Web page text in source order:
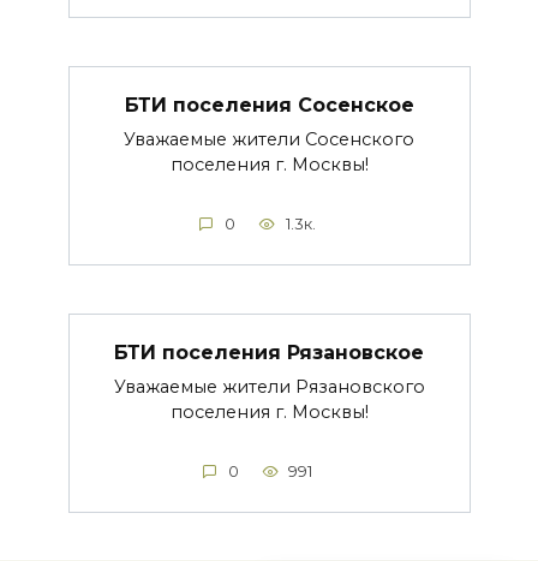
БТИ поселения Сосенское
Уважаемые жители Сосенского
поселения г. Москвы!
0 1.3к.
БТИ поселения Рязановское
Уважаемые жители Рязановского
поселения г. Москвы!
0 991